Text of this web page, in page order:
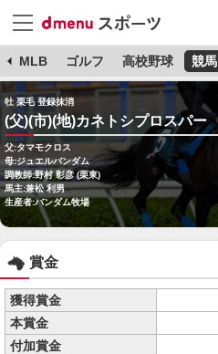
MLB ゴルフ 高校野球 競馬
牡 栗毛 登録抹消
(父)(市)(地)カネトシプロスパー
父:タマモクロス
母:ジュエルバンダム
調教師:野村 彰彦 (栗東)
馬主:兼松 利男
生産者:バンダム牧場
賞金
獲得賞金
本賞金
付加賞金